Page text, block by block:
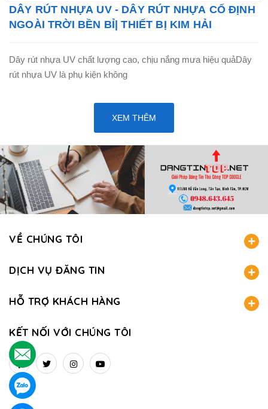
DÂY RÚT NHỰA UV - DÂY RÚT NHỰA CỐ ĐỊNH
NGOÀI TRỜI BỀN BỈ| THIẾT BỊ KIM HẢI
Dây rút nhựa UV chất lượng cao, chịu nắng mưa hiệu quảDây
rút nhựa UV là phụ kiện không
XEM THÊM
VỀ CHÚNG TÔI
DỊCH VỤ ĐĂNG TIN
HỖ TRỢ KHÁCH HÀNG
KẾT NỐI VỚI CHÚNG TÔI
.
.